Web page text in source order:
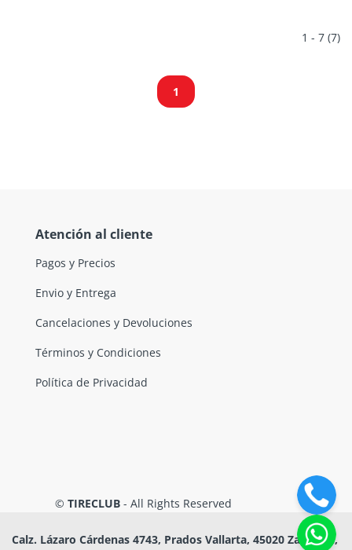
1 - 7 (7)
1
Atención al cliente
Pagos y Precios
Envio y Entrega
Cancelaciones y Devoluciones
Términos y Condiciones
Política de Privacidad
© TIRECLUB - All Rights Reserved
Calz. Lázaro Cárdenas 4743, Prados Vallarta, 45020 Zapopan,